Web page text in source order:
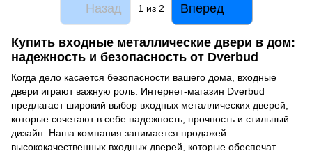
Назад 1 из 2 Вперед
Купить входные металлические двери в дом:
надежность и безопасность от Dverbud
Когда дело касается безопасности вашего дома, входные
двери играют важную роль. Интернет-магазин Dverbud
предлагает широкий выбор входных металлических дверей,
которые сочетают в себе надежность, прочность и стильный
дизайн. Наша компания занимается продажей
высококачественных входных дверей, которые обеспечат